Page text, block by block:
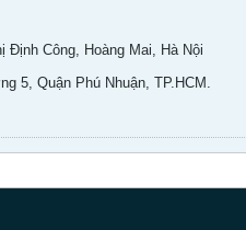
Định Công, Hoàng Mai, Hà Nội
5, Quận Phú Nhuận, TP.HCM.